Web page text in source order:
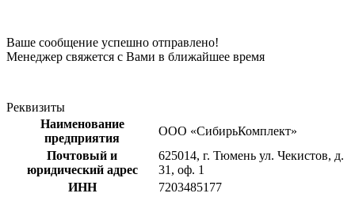
Ваше сообщение успешно отправлено!
Менеджер свяжется с Вами в ближайшее время
Реквизиты
Наименование
предприятия
ООО «СибирьКомплект»
Почтовый и
юридический адрес
625014, г. Тюмень ул. Чекистов, д.
31, оф. 1
ИНН
7203485177